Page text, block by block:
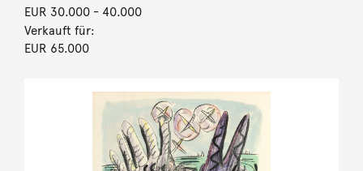
EUR 30.000- 40.000
Verkauft für:
EUR 65.000